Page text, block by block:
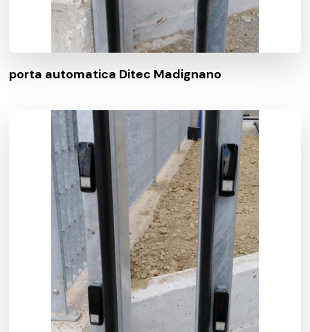
porta automatica Ditec Madignano